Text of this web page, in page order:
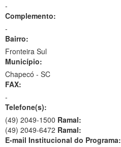
-
Complemento:
-
Bairro:
Fronteira Sul
Município:
Chapecó - SC
FAX:
-
Telefone(s):
(49) 2049-1500 Ramal:
(49) 2049-6472 Ramal:
E-mail Institucional do Programa: